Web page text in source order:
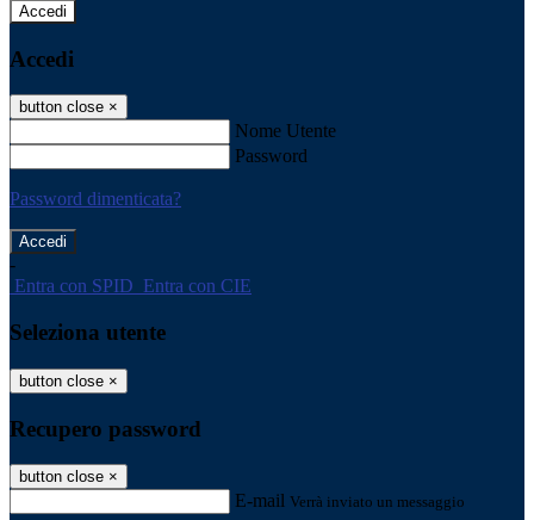
Accedi
Accedi
button close ×
Nome Utente
Password
Password dimenticata?
-
Entra con SPID Entra con CIE
Seleziona utente
button close ×
Recupero password
button close ×
E-mail Verrà inviato un messaggio